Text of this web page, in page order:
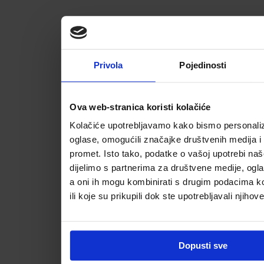
Privola Pojedinosti
Ova web-stranica koristi kolačiće
Kolačiće upotrebljavamo kako bismo
oglase, omogućili značajke društvenih medija i
promet. Isto tako, podatke o vašoj upotrebi
dijelimo s partnerima za društvene medije,
a oni ih mogu kombinirati s drugim podacima
ili koje su prikupili dok ste upotrebljavali
Dopusti sve